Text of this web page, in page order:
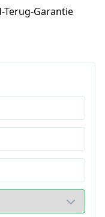
Terug-Garantie